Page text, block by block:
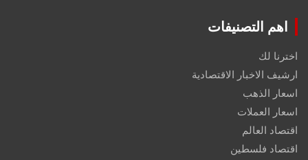
اهم التصنيفات
اخترنا لك
ارشيف الاخبار الاقتصادية
اسعار الذهب
اسعار العملات
اقتصاد العالم
اقتصاد فلسطين